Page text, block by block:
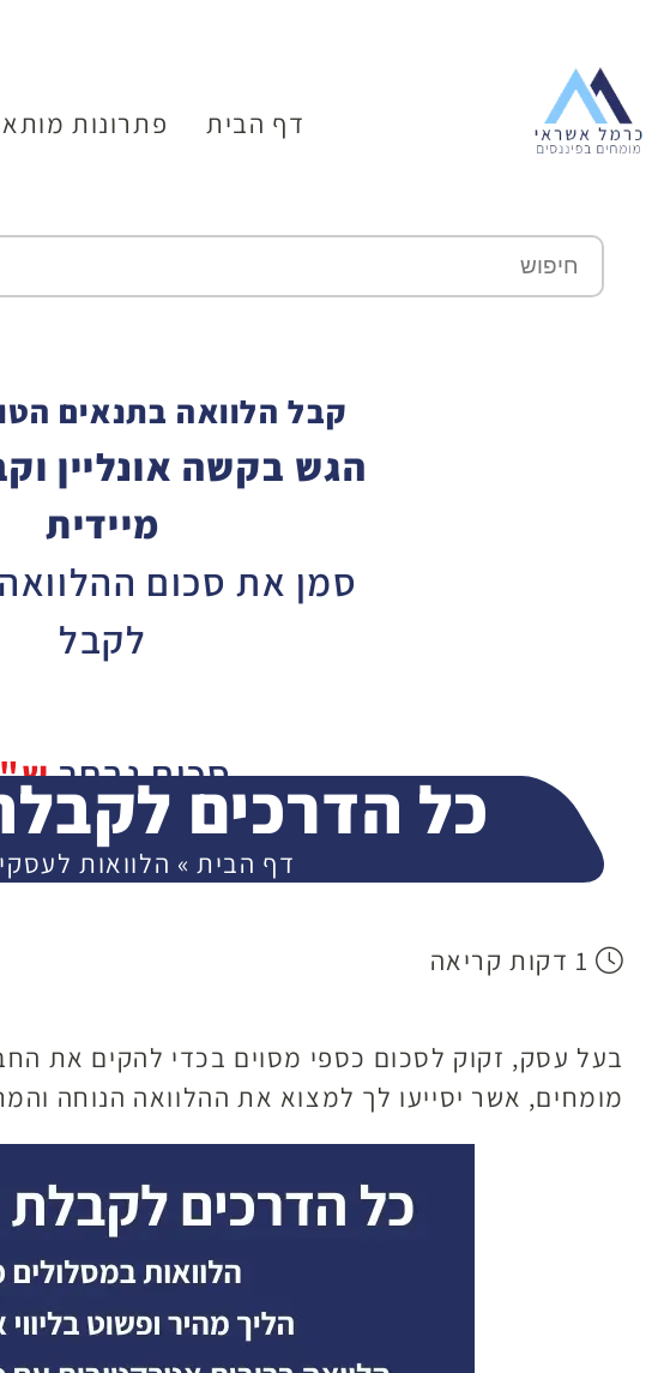
דף הבית פתרונות
קבל הלוואה בתנאים
הגש בקשה אונליין
מיידית
סמן את סכום
לקבל
סכום נבחר
30,000
המשך
כל הדרכים
דף הבית » הלוואות
1 דקות קריאה
בעל עסק, זקוק לסכום כספי מסוים בכדי להקים את
מומחים, אשר יסייעו לך למצוא את ההלוואה הנוחה